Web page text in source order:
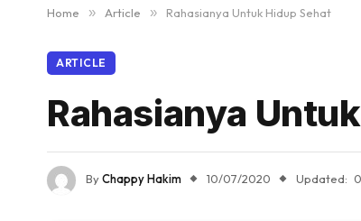
Home » Article » Rahasianya Untuk Hidup Sehat
ARTICLE
Rahasianya
ByChappy Hakim 10/07/2020 Updated: